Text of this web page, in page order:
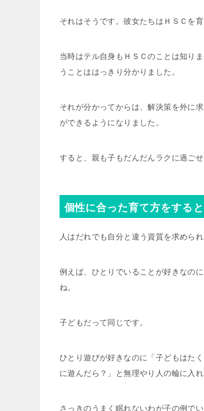
それはそうです。彼女たちはＨＳＣを
当時はテル自身もＨＳＣのことは知り
うことははっきり分かりました。
それが分かってからは、解決策を外に
ができるようになりました。
すると、親も子もだんだんラクに過ご
個性に合った育て方をする
人はだれでも自分と違う資質を求めら
例えば、ひとりでいることが好きなの
ね。
子どもだって同じです。
ひとり遊びが好きなのに「子どもはた
に遊んだら？」と無理やり人の輪に入
さっきのうまく眠れないわが子の例で